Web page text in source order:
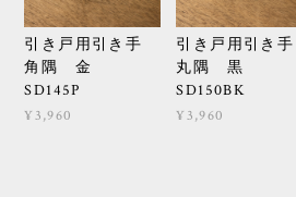
引き戸用引き手
角隅 金
SD145P
¥3,960
引き戸用引き
丸隅 黒
SD150BK
¥3,960